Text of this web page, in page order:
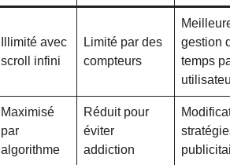
Illimité avec
scroll infini
Limité par des
compteurs
gestion
temps
Maximisé
par
algorithme
Réduit pour
éviter
addiction